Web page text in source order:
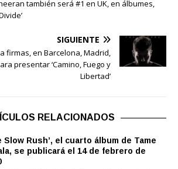
también será #1 en UK, en álbumes,
SIGUIENTE
firmas, en Barcelona, Madrid,
presentar ‘Camino, Fuego y
Libertad’
RELACIONADOS
Slow Rush’, el cuarto álbum de Tame
se publicará el 14 de febrero de